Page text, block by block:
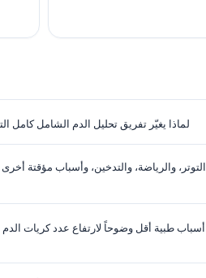
لماذا يغيّر تفريق تحليل الدم الشامل كامل
التوتر، والرياضة، والتدخين، وأسباب مؤقتة أخرى
أسباب طبية أقل وضوحاً لارتفاع عدد كريات الدم